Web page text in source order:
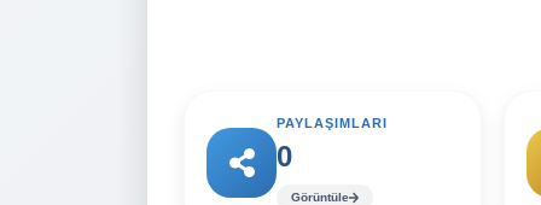
PAYLAŞIMLARI
0
Görüntüle